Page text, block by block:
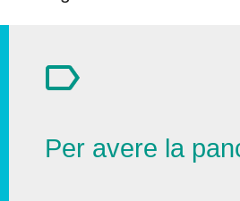
Per avere la